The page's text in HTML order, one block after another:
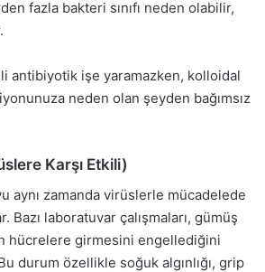
fazla bakteri sınıfı neden olabilir,
antibiyotik işe yaramazken, kolloidal
neden olan şeyden bağımsız
Karşı Etkili)
aynı zamanda virüslerle mücadelede
Bazı laboratuvar çalışmaları, gümüş
hücrelere girmesini engellediğini
durum özellikle soğuk algınlığı, grip